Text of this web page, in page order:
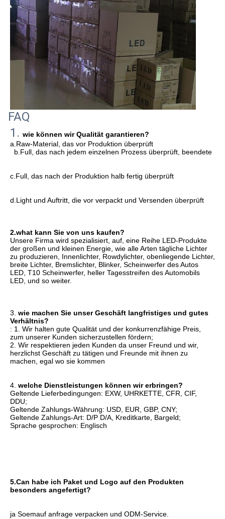
FAQ
1. wie können wir Qualität garantieren?
a.Raw-Material, das vor Produktion überprüft
b.Full, das nach jedem einzelnen Prozess überprüft, beendete
c.Full, das nach der Produktion halb fertig überprüft
d.Light und Auftritt, die vor verpackt und Versenden überprüft
2.what kann Sie von uns kaufen?
Unsere Firma wird spezialisiert, auf, eine Reihe LED-Produkte
der großen und kleinen Energie, wie alle Arten tägliche Lichter
zu produzieren, Innenlichter, Rowdylichter, obenliegende Lichter,
breite Lichter, Bremslichter, Blinker, Scheinwerfer des Autos
LED, T10 Scheinwerfer, heller Tagesstreifen des Automobils
LED, und so weiter.
3. wie machen Sie unser Geschäft langfristiges und gutes
Verhältnis?
: 1. Wir halten gute Qualität und der konkurrenzfähige Preis,
zum unserer Kunden sicherzustellen fördern;
2. Wir respektieren jeden Kunden da unser Freund und wir,
herzlichst Geschäft zu tätigen und Freunde mit ihnen zu
machen, egal wo sie kommen
4. welche Dienstleistungen können wir erbringen?
Geltende Lieferbedingungen: EXW, UHRKETTE, CFR, CIF,
DDU;
Geltende Zahlungs-Währung: USD, EUR, GBP, CNY;
Geltende Zahlungs-Art: D/P D/A, Kreditkarte, Bargeld;
Sprache gesprochen: Englisch
5.Can habe ich Paket und Logo auf den Produkten
besonders angefertigt?
ja Soemauf anfrage verpacken und ODM-Service.